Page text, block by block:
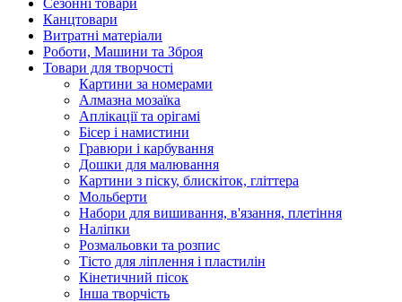
Канцтовари
Витратні матеріали
Роботи, Машини та Зброя
Товари для творчості
Картини за номерами
Алмазна мозаїка
Аплікації та орігамі
Бісер і намистини
Гравюри і карбування
Дошки для малювання
Картини з піску, блискіток, гліттера
Мольберти
Набори для вишивання, в'язання, плетіння
Наліпки
Розмальовки та розпис
Тісто для ліплення і пластилін
Кінетичний пісок
Інша творчість